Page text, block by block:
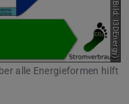
Bild: I3DEnergy)
alle Energieformen hilft